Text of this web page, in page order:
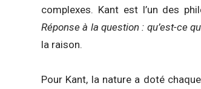
complexes. Kant est l’un des
Réponse à la question : qu’est-ce
la raison.
Pour Kant, la nature a doté